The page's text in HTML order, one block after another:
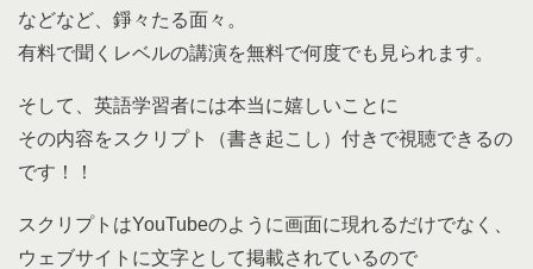
などなど、錚々たる面々。
有料で聞くレベルの講演を無料で何度でも見られます。
そして、英語学習者には本当に嬉しいことに
その内容をスクリプト（書き起こし）付きで視聴できるの
です！！
スクリプトはYouTubeのように画面に現れるだけでなく、
ウェブサイトに文字として掲載されているので